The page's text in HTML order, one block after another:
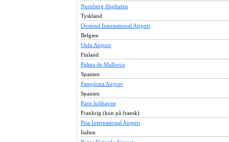
Nurnberg flughafen
Tyskland
Oostend International Airport
Belgien
Oulu Airport
Finland
Palma de Mallorca
Spanien
Pamplona Airport
Spanien
Paris lufthavne
Frankrig (kun på fransk)
Pisa International Airport
Italien